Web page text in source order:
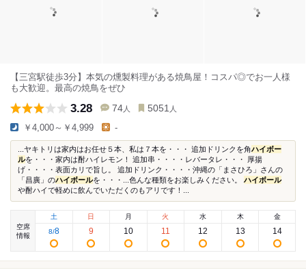
【三宮駅徒歩3分】本気の燻製料理がある焼鳥屋！コスパ◎でお一人様
も大歓迎。最高の焼鳥をぜひ
3.28 74 人 5051 人
￥4,000～￥4,999 -
...ヤキトリは家内はお任せ５本、私は７本を・・・ 追加ドリンクを角ハイボー
ルを・・・家内は酎ハイレモン！ 追加串・・・・レバータレ・・・ 厚揚
げ・・・・表面カリで旨し。 追加ドリンク・・・・沖縄の「まさひろ」さんの
「昌廣」のハイボールを・・・...色んな種類をお楽しみください。 ハイボール
や酎ハイで軽めに飲んでいただくのもアリです！...
空席
情報
土
8/8
日
9
月
10
火
11
水
12
木
13
金
14